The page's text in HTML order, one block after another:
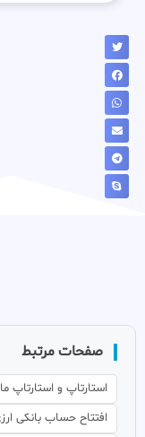
صفحات مرتبط
استارتاپ و استارتاپ
افتتاح حساب بانکی